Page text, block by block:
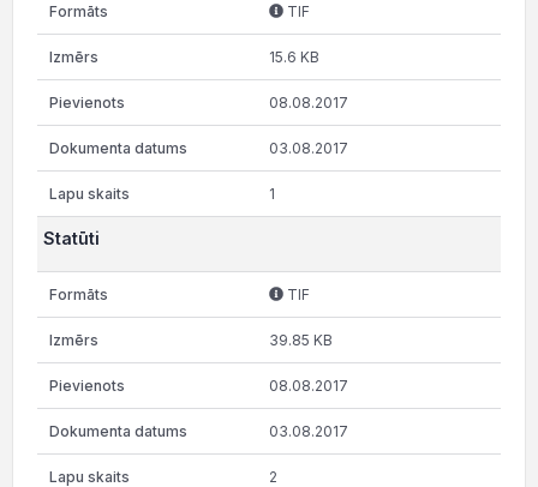
TIF
15.6 KB
08.08.2017
03.08.2017
1
Statūti
TIF
39.85 KB
08.08.2017
03.08.2017
2